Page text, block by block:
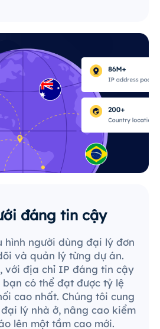
đáng tin cậy
hình người dùng đại lý đơn
và quản lý từng dự án.
với địa chỉ IP đáng tin cậy
có thể đạt được tỷ lệ
cao nhất. Chúng tôi cung
lý nhà ở, nâng cao kiểm
lên một tầm cao mới.